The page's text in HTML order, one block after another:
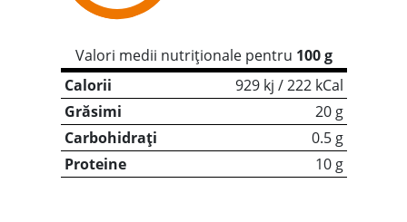
Valori medii nutriționale pentru 100 g
Calorii
929 kj / 222 kCal
Grăsimi
20 g
Carbohidrați
0.5 g
Proteine
10 g